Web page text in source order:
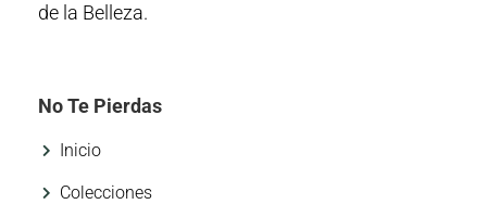
de la Belleza.
No Te Pierdas
Inicio
Colecciones